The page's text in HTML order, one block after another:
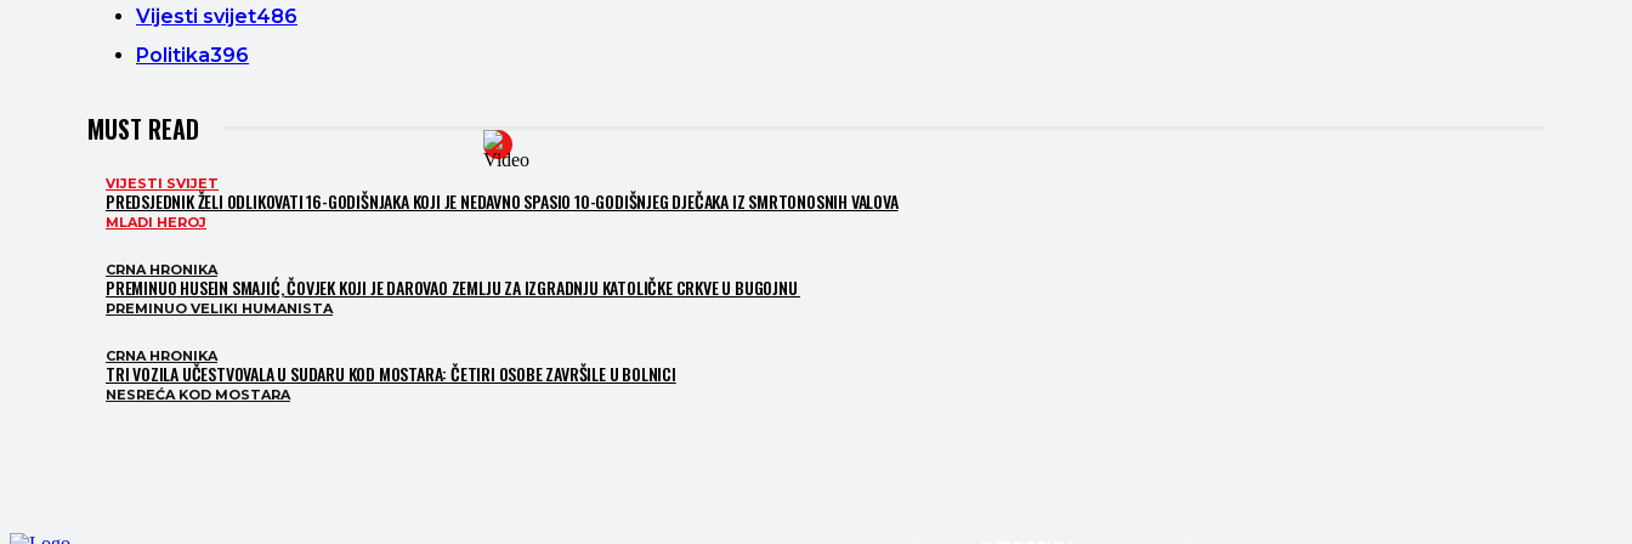
Vijesti svijet486
Politika396
MUST READ
VIJESTI SVIJET
PREDSJEDNIK ŽELI ODLIKOVATI 16-GODIŠNJAKA KOJI JE NEDAVNO SPASIO 10-GODIŠNJEG DJEČAKA IZ SMRTONOSNIH VALOVA
MLADI HEROJ
CRNA HRONIKA
PREMINUO HUSEIN SMAJIĆ, ČOVJEK KOJI JE DAROVAO ZEMLJU ZA IZGRADNJU KATOLIČKE CRKVE U BUGOJNU
PREMINUO VELIKI HUMANISTA
CRNA HRONIKA
TRI VOZILA UČESTVOVALA U SUDARU KOD MOSTARA: ČETIRI OSOBE ZAVRŠILE U BOLNICI
NESREĆA KOD MOSTARA